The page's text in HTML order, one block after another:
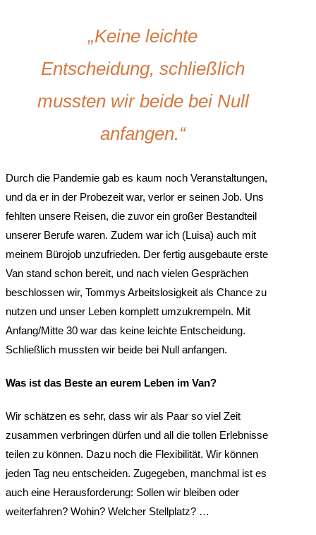
„Keine leichte
Entscheidung, schließlich
mussten wir beide bei Null
anfangen.“
Durch die Pandemie gab es kaum noch Veranstaltungen,
und da er in der Probezeit war, verlor er seinen Job. Uns
fehlten unsere Reisen, die zuvor ein großer Bestandteil
unserer Berufe waren. Zudem war ich (Luisa) auch mit
meinem Bürojob unzufrieden. Der fertig ausgebaute erste
Van stand schon bereit, und nach vielen Gesprächen
beschlossen wir, Tommys Arbeitslosigkeit als Chance zu
nutzen und unser Leben komplett umzukrempeln. Mit
Anfang/Mitte 30 war das keine leichte Entscheidung.
Schließlich mussten wir beide bei Null anfangen.
Was ist das Beste an eurem Leben im Van?
Wir schätzen es sehr, dass wir als Paar so viel Zeit
zusammen verbringen dürfen und all die tollen Erlebnisse
teilen zu können. Dazu noch die Flexibilität. Wir können
jeden Tag neu entscheiden. Zugegeben, manchmal ist es
auch eine Herausforderung: Sollen wir bleiben oder
weiterfahren? Wohin? Welcher Stellplatz? …